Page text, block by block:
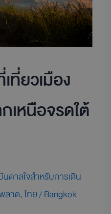
ที่ยวเมือง
เหนือจรดใต้
นดาลใจสำหรับการเดิน
ลาด,ไทย/Bangkok